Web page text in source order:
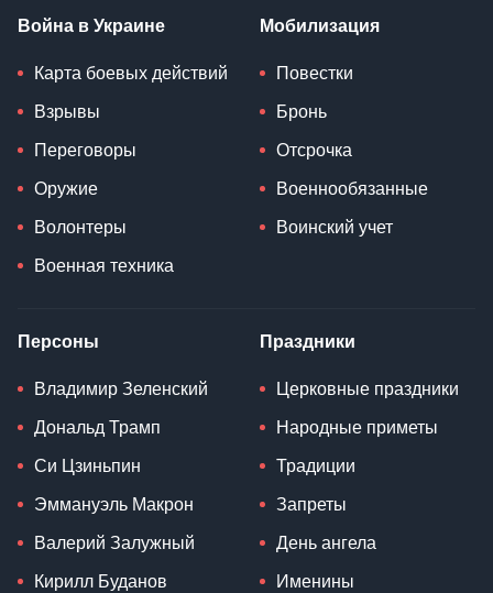
Война в Украине
Карта боевых действий
Взрывы
Переговоры
Оружие
Волонтеры
Военная техника
Мобилизация
Повестки
Бронь
Отсрочка
Военнообязанные
Воинский учет
Персоны
Владимир Зеленский
Дональд Трамп
Си Цзиньпин
Эммануэль Макрон
Валерий Залужный
Кирилл Буданов
Праздники
Церковные праздники
Народные приметы
Традиции
Запреты
День ангела
Именины